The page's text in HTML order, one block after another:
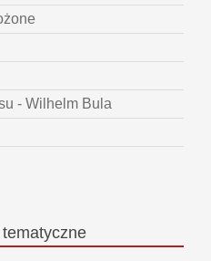
- Wilhelm Bula
tematyczne